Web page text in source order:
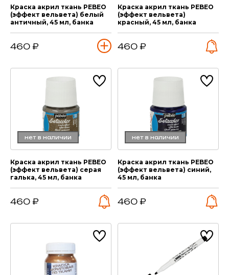
Краска акрил ткань PEBEO
(эффект вельвета) белый
античный, 45 мл, банка
460 ₽
Краска акрил ткань PEBEO
(эффект вельвета)
красный, 45 мл, банка
460 ₽
нет в наличии
Краска акрил ткань PEBEO
(эффект вельвета) серая
галька, 45 мл, банка
460 ₽
нет в наличии
Краска акрил ткань PEBEO
(эффект вельвета) синий,
45 мл, банка
460 ₽